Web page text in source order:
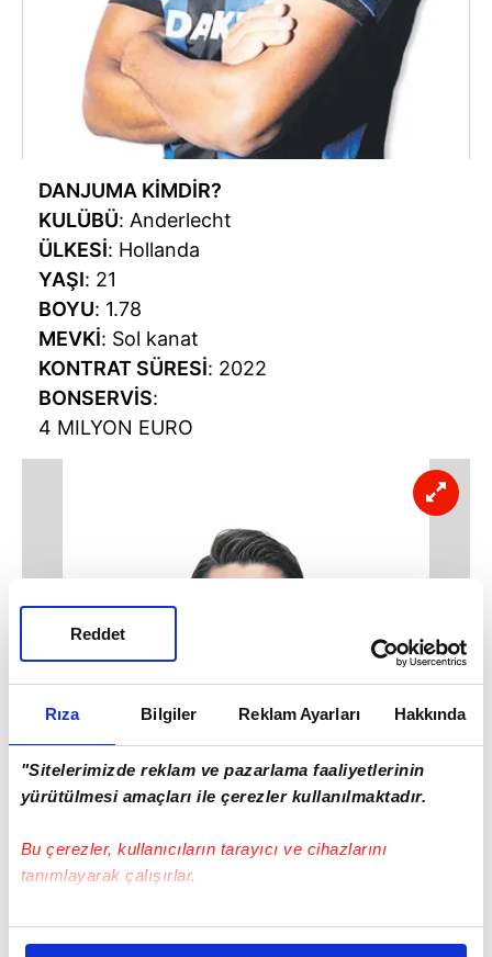
Rıza Bilgiler Reklam Ayarları Hakkında
"Sitelerimizde reklam ve pazarlama faaliyetlerinin
yürütülmesi amaçları ile çerezler kullanılmaktadır.
Bu çerezler, kullanıcıların tarayıcı ve cihazlarını
tanımlayarak çalışırlar.
Bu çerezlere izin vermeniz halinde sizlere özel
Reddet
DANJUMA KİMDİR?
KULÜBÜ: Anderlecht
ÜLKESİ: Hollanda
YAŞI: 21
BOYU: 1.78
MEVKİ: Sol kanat
KONTRAT SÜRESİ: 2022
BONSERVİS:
4 MILYON EURO